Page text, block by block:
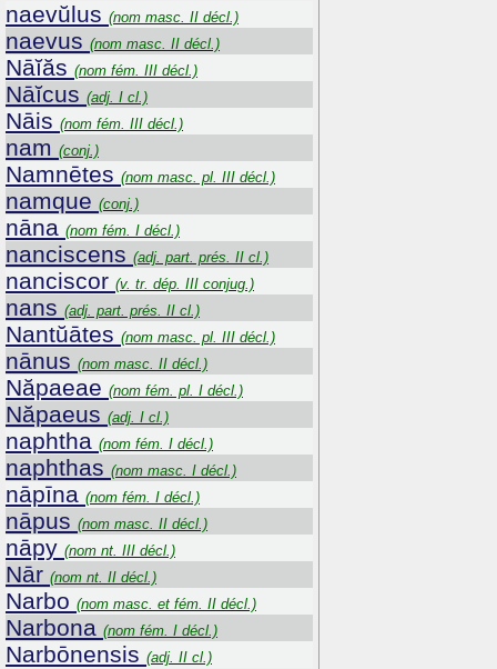
naevŭlus (nom masc. II décl.)
naevus (nom masc. II décl.)
Nāĭăs (nom fém. III décl.)
Nāĭcus (adj. I cl.)
Nāis (nom fém. III décl.)
nam (conj.)
Namnētes (nom masc. pl. III décl.)
namque (conj.)
nāna (nom fém. I décl.)
nanciscens (adj. part. prés. II cl.)
nanciscor (v. tr. dép. III conjug.)
nans (adj. part. prés. II cl.)
Nantŭātes (nom masc. pl. III décl.)
nānus (nom masc. II décl.)
Năpaeae (nom fém. pl. I décl.)
Năpaeus (adj. I cl.)
naphtha (nom fém. I décl.)
naphthas (nom masc. I décl.)
nāpīna (nom fém. I décl.)
nāpus (nom masc. II décl.)
nāpy (nom nt. III décl.)
Nār (nom nt. II décl.)
Narbo (nom masc. et fém. II décl.)
Narbona (nom fém. I décl.)
Narbōnensis (adj. II cl.)